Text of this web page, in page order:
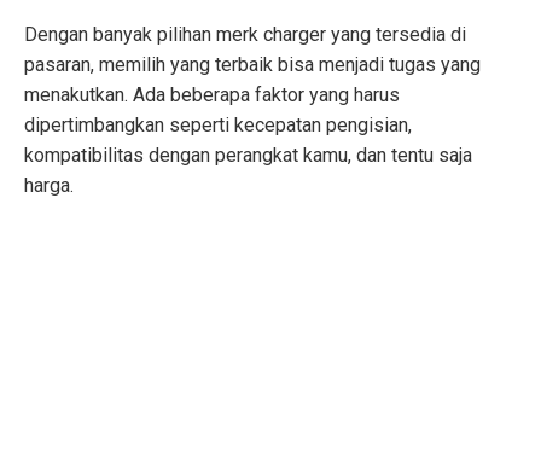
Dengan banyak pilihan merk charger yang tersedia di
pasaran, memilih yang terbaik bisa menjadi tugas yang
menakutkan. Ada beberapa faktor yang harus
dipertimbangkan seperti kecepatan pengisian,
kompatibilitas dengan perangkat kamu, dan tentu saja
harga.